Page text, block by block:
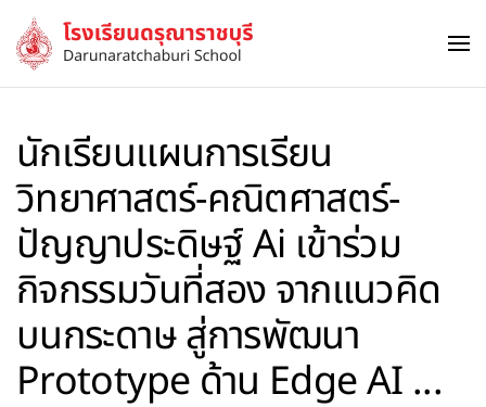
Skip to main content
นักเรียนแผนการเรียน
วิทยาศาสตร์-คณิตศาสตร์-
ปัญญาประดิษฐ์ Ai เข้าร่วม
กิจกรรมวันที่สอง จากแนวคิด
บนกระดาษ สู่การพัฒนา
Prototype ด้าน Edge AI ...